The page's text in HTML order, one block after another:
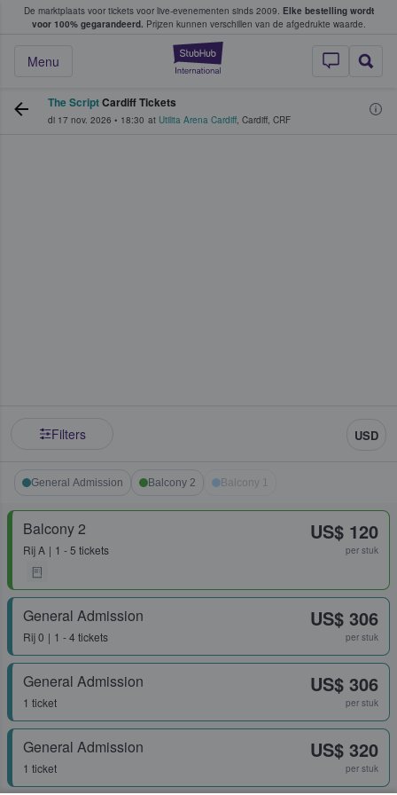
De marktplaats voor tickets voor live-evenementen sinds 2009. Elke bestelling wordt
voor 100% gegarandeerd. Prijzen kunnen verschillen van de afgedrukte waarde.
StubHub: waar
Menu
tickets kopen en verkopen
The ScriptCardiff Tickets
di 17 nov. 2026 • 18:30 at Utilita Arena Cardiff, Cardiff, CRF
Filters USD
General Admission Balcony 2 Balcony 1
Balcony 2
RijA 1 - 5 tickets
US$ 120
per stuk
General Admission
Rij0 1 - 4 tickets
US$ 306
per stuk
General Admission
1 ticket
US$ 306
per stuk
General Admission
1 ticket
US$ 320
per stuk